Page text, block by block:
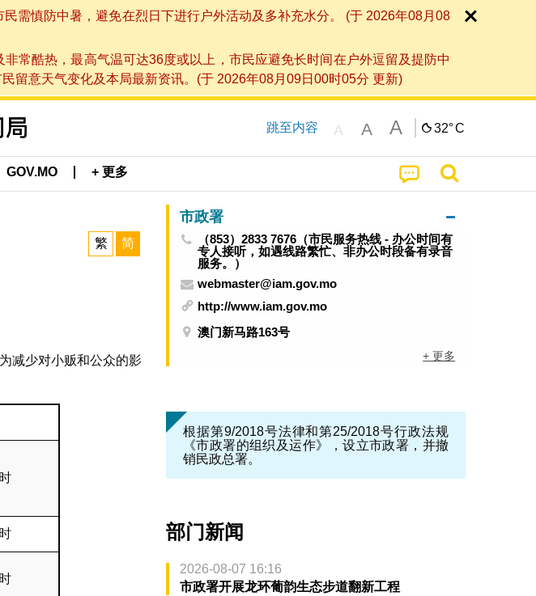
需慎防中暑，避免在烈日下进行户外活动及多补充水分。 (于 2026年08月08
常酷热，最高气温可达36度或以上，市民应避免长时间在户外逗留及提防中
留意天气变化及本局最新资讯。(于 2026年08月09日00时05分 更新)
跳至内容 A A A 32°C
GOV.MO + 更多
繁 简
减少对小贩和公众的影
市政署
（853）2833 7676（市民服务热线 - 办公时间有
专人接听，如遇线路繁忙、非办公时段备有录音
服务。）
webmaster@iam.gov.mo
http://www.iam.gov.mo
澳门新马路163号
+ 更多
根据第9/2018号法律和第25/2018号行政法规
《市政署的组织及运作》，设立市政署，并撤
销民政总署。
部门新闻
2026-08-07 16:16
市政署开展龙环葡韵生态步道翻新工程